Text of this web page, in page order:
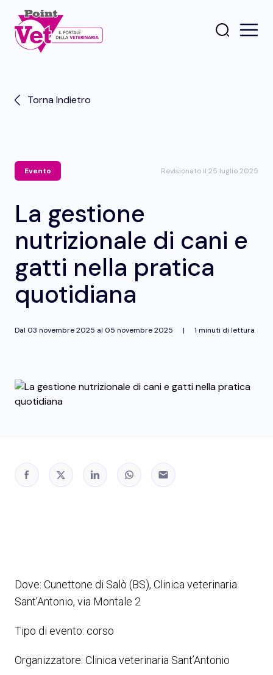
Torna Indietro
Evento Revisionato il 25 luglio 2025
La gestione
nutrizionale di cani e
gatti nella pratica
quotidiana
Dal 03 novembre 2025 al 05 novembre 2025 | 1 minuti di lettura
Dove: Cunettone di Salò (BS), Clinica veterinaria
Sant’Antonio, via Montale 2
Tipo di evento: corso
Organizzatore: Clinica veterinaria Sant’Antonio